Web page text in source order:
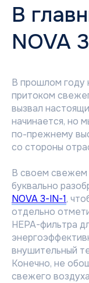
В
NOVA
В прошлом году
притоком
вызвал
начинается, но
по-прежнему
со стороны
В своем свежем
буквально
NOVA 3-IN-1,
отдельно
HEPA-фильтра
внушительный
Конечно, не
свежего